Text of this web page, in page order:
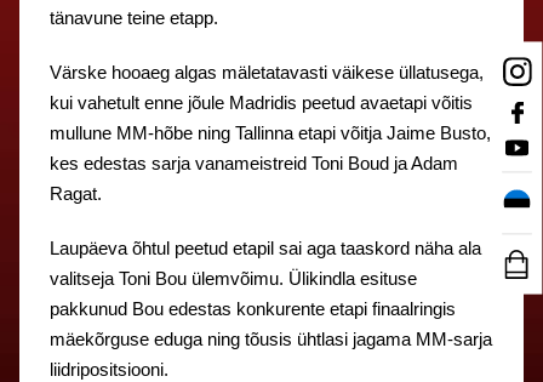
tänavune teine etapp.
Värske hooaeg algas mäletatavasti väikese üllatusega,
kui vahetult enne jõule Madridis peetud avaetapi võitis
mullune MM-hõbe ning Tallinna etapi võitja Jaime Busto,
kes edestas sarja vanameistreid Toni Boud ja Adam
Ragat.
Laupäeva õhtul peetud etapil sai aga taaskord näha ala
valitseja Toni Bou ülemvõimu. Ülikindla esituse
pakkunud Bou edestas konkurente etapi finaalringis
mäekõrguse eduga ning tõusis ühtlasi jagama MM-sarja
liidripositsiooni.